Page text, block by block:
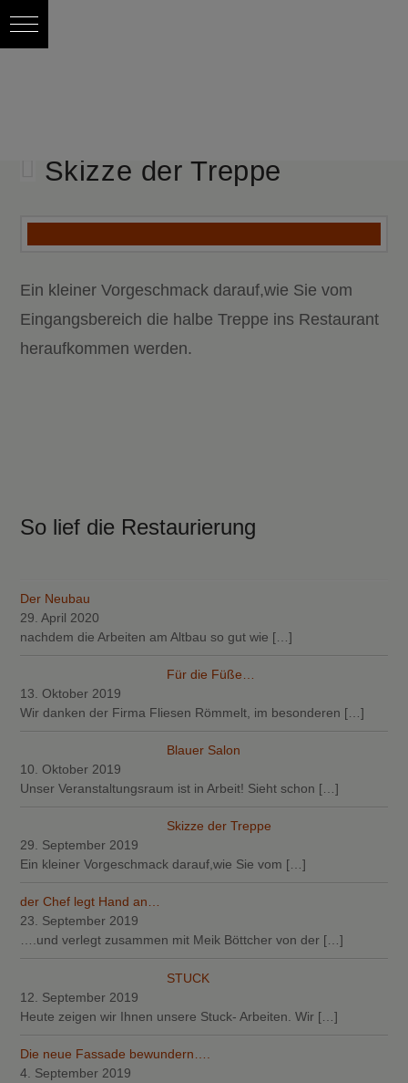
Skizze der Treppe
Ein kleiner Vorgeschmack darauf,wie Sie vom
Eingangsbereich die halbe Treppe ins Restaurant
heraufkommen werden.
So lief die Restaurierung
Der Neubau
29. April 2020
nachdem die Arbeiten am Altbau so gut wie […]
Für die Füße…
13. Oktober 2019
Wir danken der Firma Fliesen Römmelt, im besonderen […]
Blauer Salon
10. Oktober 2019
Unser Veranstaltungsraum ist in Arbeit! Sieht schon […]
Skizze der Treppe
29. September 2019
Ein kleiner Vorgeschmack darauf,wie Sie vom […]
der Chef legt Hand an…
23. September 2019
….und verlegt zusammen mit Meik Böttcher von der […]
STUCK
12. September 2019
Heute zeigen wir Ihnen unsere Stuck- Arbeiten. Wir […]
Die neue Fassade bewundern….
4. September 2019